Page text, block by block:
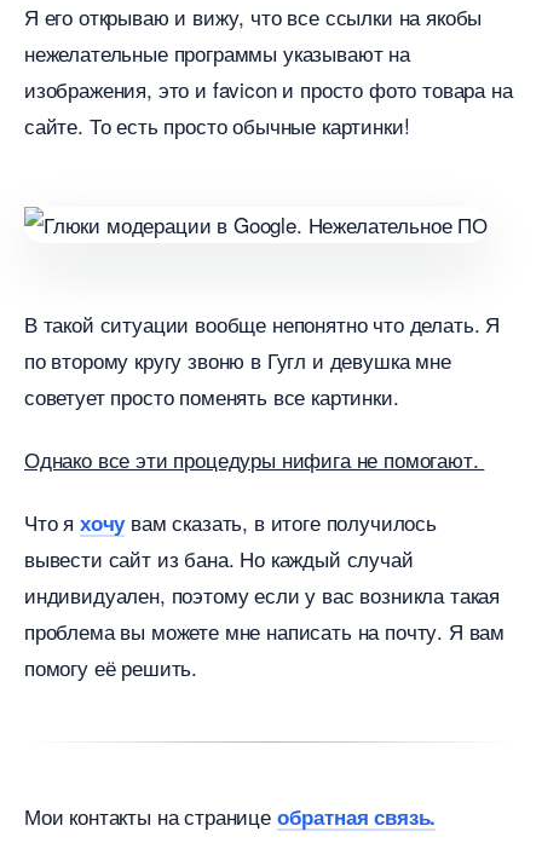
Я его открываю и вижу, что все ссылки на якобы
нежелательные программы указывают на
изображения, это и favicon и просто фото товара на
сайте. То есть просто обычные картинки!
такой ситуации вообще непонятно что делать. Я
по второму кругу звоню в Гугл и девушка мне
советует просто поменять все картинки.
Однако все эти процедуры нифига не помогают.
Что я хочуам сказать, в итоге получилось
ывести сайт из бана. Но каждый случай
индивидуален, поэтому если у вас возникла такая
проблема вы можете мне написать на почту. Я вам
помогу её решить.
Мои контакты на странице обратная связь.